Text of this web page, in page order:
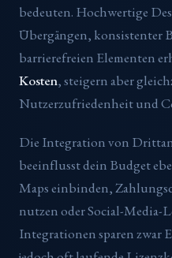
bedeuten. Hochwertige
Übergängen, konsistenter
barrierefreien Elementen
Kosten, steigern aber
Nutzerzufriedenheit und
Die Integration von
beeinflusst dein Budget
Maps einbinden,
nutzen oder Social-Media-
Integrationen sparen zwar